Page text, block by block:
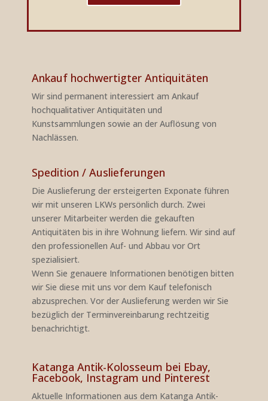
Ankauf hochwertigter Antiquitäten
Wir sind permanent interessiert am Ankauf
hochqualitativer Antiquitäten und
Kunstsammlungen sowie an der Auflösung von
Nachlässen.
Spedition / Auslieferungen
Die Auslieferung der ersteigerten Exponate führen
wir mit unseren LKWs persönlich durch. Zwei
unserer Mitarbeiter werden die gekauften
Antiquitäten bis in ihre Wohnung liefern. Wir sind auf
den professionellen Auf- und Abbau vor Ort
spezialisiert.
Wenn Sie genauere Informationen benötigen bitten
wir Sie diese mit uns vor dem Kauf telefonisch
abzusprechen. Vor der Auslieferung werden wir Sie
bezüglich der Terminvereinbarung rechtzeitig
benachrichtigt.
Katanga Antik-Kolosseum bei Ebay,
Facebook, Instagram und Pinterest
Aktuelle Informationen aus dem Katanga Antik-